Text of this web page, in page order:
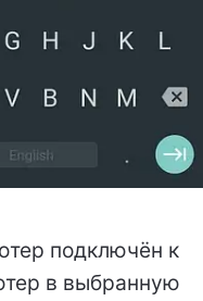
подключён к
в выбранную